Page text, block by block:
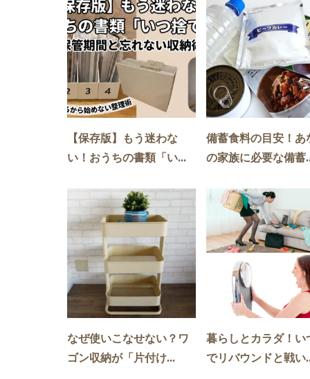
【保存版】もう迷わな
い！おうちの書類「い...
備蓄食料の目安！あ
の家族に必要な備蓄
なぜ使いこなせない？ワ
ゴン収納が「片付け...
暮らしとカラダ！い
でリバウンドと戦い